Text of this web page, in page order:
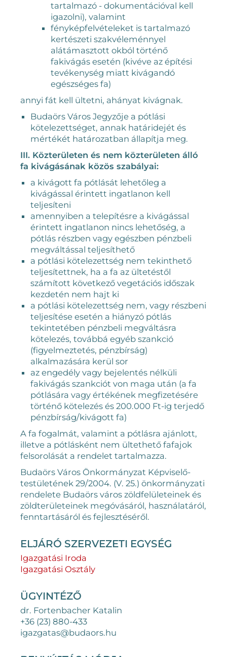
tartalmazó - dokumentációval kell
igazolni), valamint
fényképfelvételeket is tartalmazó
kertészeti szakvéleménnyel
alátámasztott okból történő
fakivágás esetén (kivéve az építési
tevékenység miatt kivágandó
egészséges fa)
annyi fát kell ültetni, ahányat kivágnak.
Budaörs Város Jegyzője a pótlási
kötelezettséget, annak határidejét és
mértékét határozatban állapítja meg.
III. Közterületen és nem közterületen álló
fa kivágásának közös szabályai:
a kivágott fa pótlását lehetőleg a
kivágással érintett ingatlanon kell
teljesíteni
amennyiben a telepítésre a kivágással
érintett ingatlanon nincs lehetőség, a
pótlás részben vagy egészben pénzbeli
megváltással teljesíthető
a pótlási kötelezettség nem tekinthető
teljesítettnek, ha a fa az ültetéstől
számított következő vegetációs időszak
kezdetén nem hajt ki
a pótlási kötelezettség nem, vagy részbeni
teljesítése esetén a hiányzó pótlás
tekintetében pénzbeli megváltásra
kötelezés, továbbá egyéb szankció
(figyelmeztetés, pénzbírság)
alkalmazására kerül sor
az engedély vagy bejelentés nélküli
fakivágás szankciót von maga után (a fa
pótlására vagy értékének megfizetésére
történő kötelezés és 200.000 Ft-ig terjedő
pénzbírság/kivágott fa)
A fa fogalmát, valamint a pótlásra ajánlott,
illetve a pótlásként nem ültethető fafajok
felsorolását a rendelet tartalmazza.
Budaörs Város Önkormányzat Képviselő-
testületének 29/2004. (V. 25.) önkormányzati
rendelete Budaörs város zöldfelületeinek és
zöldterületeinek megóvásáról, használatáról,
fenntartásáról és fejlesztéséről.
ELJÁRÓ SZERVEZETI EGYSÉG
Igazgatási Iroda
Igazgatási Osztály
ÜGYINTÉZŐ
dr. Fortenbacher Katalin
+36 (23) 880-433
igazgatas@budaors.hu